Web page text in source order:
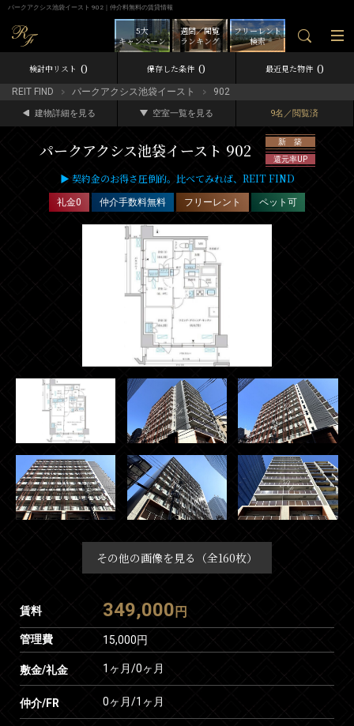
パークアクシス池袋イースト 902｜仲介料無料の賃貸情報
フリーレント
検索
週間／閲覧
ランキング
5大
キャンペーン
検討中リスト 0 保存した条件 0 最近見た物件 0
REIT FIND パークアクシス池袋イースト 902
建物詳細を見る 空室一覧を見る 9名／閲覧済
パークアクシス池袋イースト 902
新 築
還元率UP
▶ 契約金のお得さ圧倒的。比べてみれば、REIT FIND
礼金0 仲介手数料無料 フリーレント ペット可
その他の画像を見る（全160枚）
賃料 349,000 円
管理費 15,000円
敷金/礼金 1ヶ月/0ヶ月
仲介/FR 0ヶ月/1ヶ月